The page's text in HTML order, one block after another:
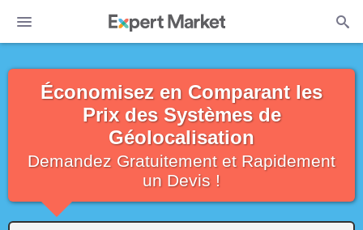
Économisez en Comparant les
Prix des Systèmes de
Géolocalisation
Demandez Gratuitement et Rapidement
un Devis !